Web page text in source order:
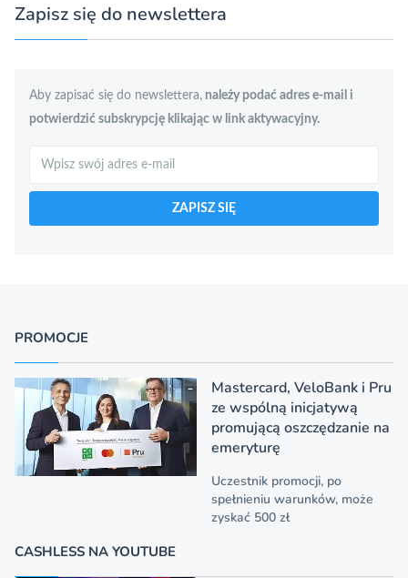
Zapisz się do newslettera
Aby zapisać się do newslettera, należy podać adres e-mail i
potwierdzić subskrypcję klikając w link aktywacyjny.
ZAPISZ SIĘ
PROMOCJE
Mastercard, VeloBank i Pru
ze wspólną inicjatywą
promującą oszczędzanie na
emeryturę
Uczestnik promocji, po
spełnieniu warunków, może
zyskać 500 zł
CASHLESS NA YOUTUBE